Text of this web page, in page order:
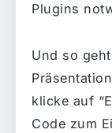
Plugins
Und so
klicke auf
Code zum